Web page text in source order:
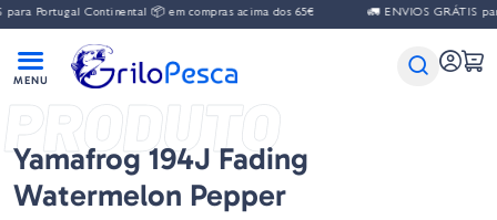
Portugal Continental 📦 em compras acima dos 65€ 🚛 ENVIOS GRÁTIS
PRODUTO
Yamafrog 194J Fading
Watermelon Pepper